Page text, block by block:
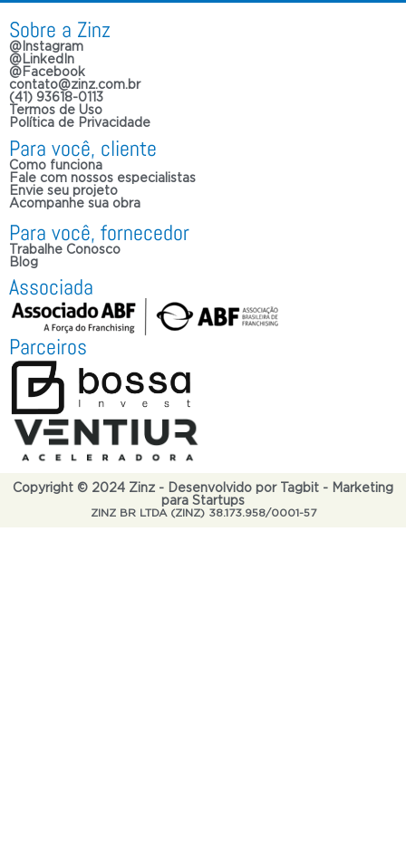
Sobre a Zinz
@Instagram
@LinkedIn
@Facebook
contato@zinz.com.br
(41) 93618-0113
Termos de Uso
Política de Privacidade
Para você, cliente
Como funciona
Fale com nossos especialistas
Envie seu projeto
Acompanhe sua obra
Para você, fornecedor
Trabalhe Conosco
Blog
Associada
Parceiros
Copyright © 2024 Zinz - Desenvolvido por Tagbit - Marketing
para Startups
ZINZ BR LTDA (ZINZ) 38.173.958/0001-57